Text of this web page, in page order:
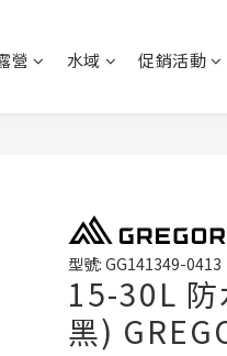
營 水域 促銷活動
型號: GG141349-0413
15-30L
黑)